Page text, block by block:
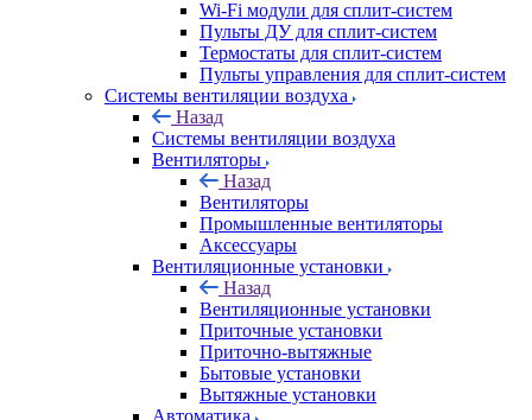
Wi-Fi модули для сплит-систем
Пульты ДУ для сплит-систем
Термостаты для сплит-систем
Пульты управления для сплит-систем
Системы вентиляции воздуха
Назад
Системы вентиляции воздуха
Вентиляторы
Назад
Вентиляторы
Промышленные вентиляторы
Аксессуары
Вентиляционные установки
Назад
Вентиляционные установки
Приточные установки
Приточно-вытяжные
Бытовые установки
Вытяжные установки
Автоматика